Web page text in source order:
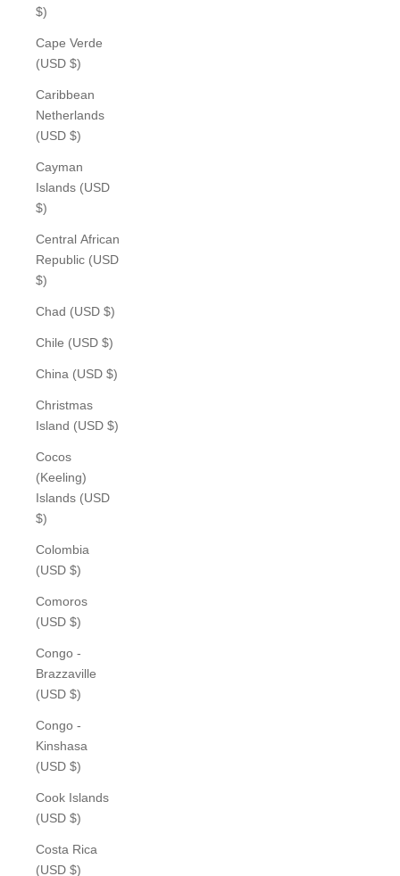
$)
Cape Verde
(USD $)
Caribbean
Netherlands
(USD $)
Cayman
Islands (USD
$)
Central African
Republic (USD
$)
Chad (USD $)
Chile (USD $)
China (USD $)
Christmas
Island (USD $)
Cocos
(Keeling)
Islands (USD
$)
Colombia
(USD $)
Comoros
(USD $)
Congo -
Brazzaville
(USD $)
Congo -
Kinshasa
(USD $)
Cook Islands
(USD $)
Costa Rica
(USD $)